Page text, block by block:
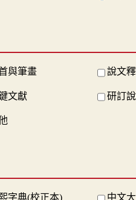
與筆畫 說文
文獻 研訂
字典(校正本) 中文